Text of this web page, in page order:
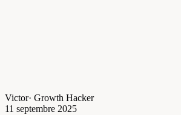
Victor· Growth Hacker
11 septembre 2025